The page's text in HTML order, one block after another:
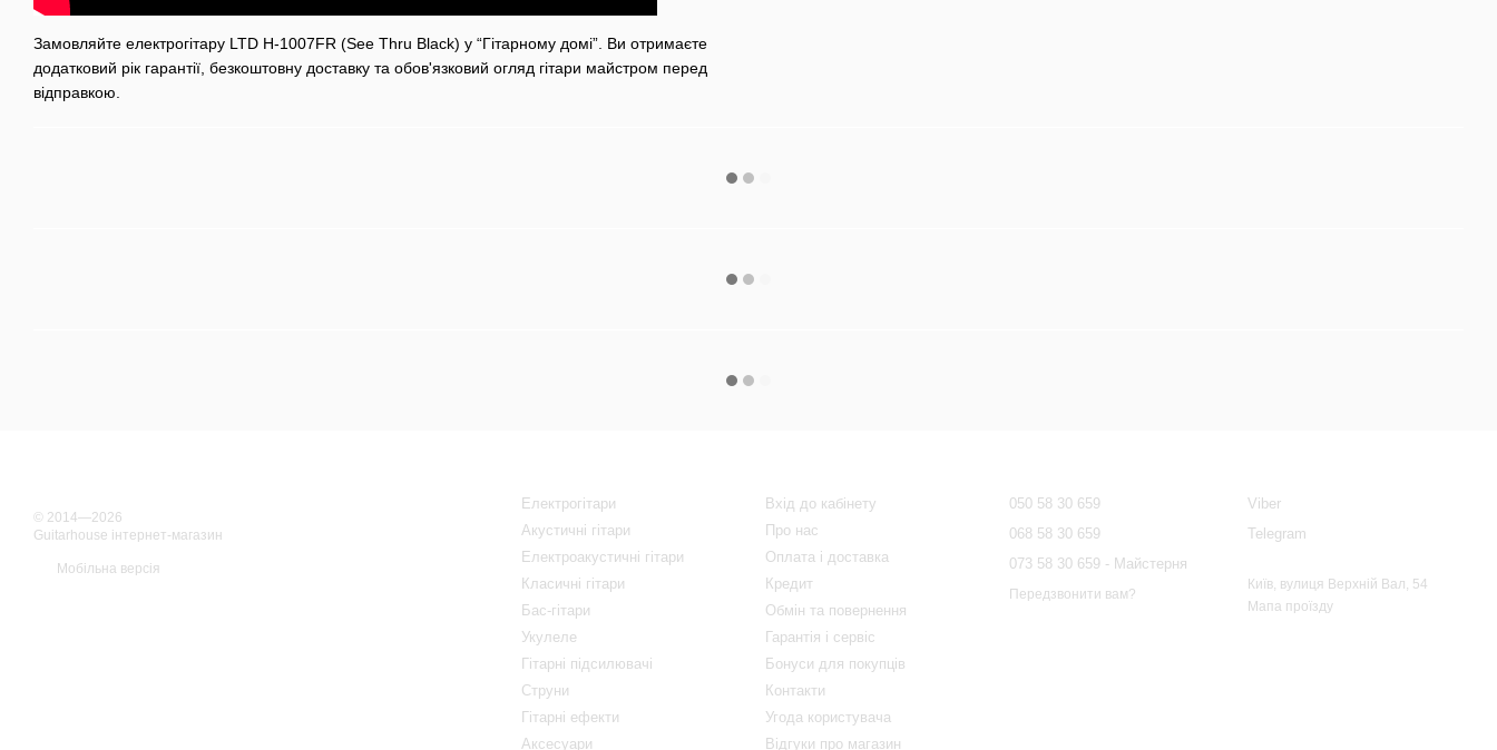
Замовляйте електрогітару LTD H-1007FR (See Thru Black) у “Гітарному домі”. Ви отримаєте
додатковий рік гарантії, безкоштовну доставку та обов'язковий огляд гітари майстром перед
відправкою.
© 2014—2026
Guitarhouse інтернет-магазин
Мобільна версія
Електрогітари
Акустичні гітари
Електроакустичні гітари
Класичні гітари
Бас-гітари
Укулеле
Гітарні підсилювачі
Струни
Гітарні ефекти
Аксесуари
Вхід до кабінету
Про нас
Оплата і доставка
Кредит
Обмін та повернення
Гарантія і сервіс
Бонуси для покупців
Контакти
Угода користувача
Відгуки про магазин
050 58 30 659
068 58 30 659
073 58 30 659 - Майстерня
Передзвонити вам?
Viber
Telegram
Київ, вулиця Верхній Вал, 54
Мапа проїзду